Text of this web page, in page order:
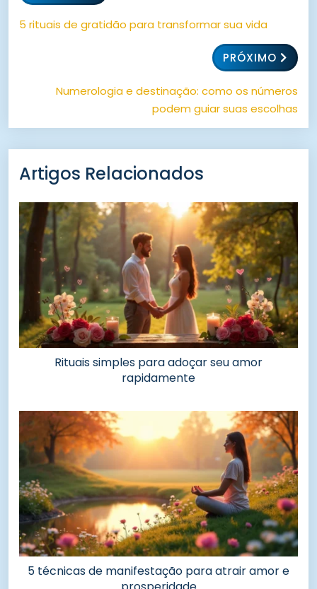
5 rituais de gratidão para transformar sua vida
PRÓXIMO
Numerologia e destinação: como os números
podem guiar suas escolhas
Artigos Relacionados
Rituais simples para adoçar seu amor
rapidamente
5 técnicas de manifestação para atrair amor e